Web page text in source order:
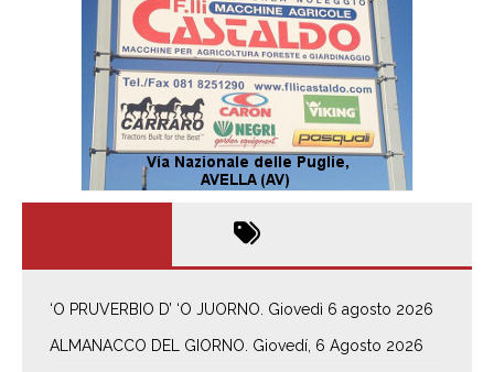
‘O PRUVERBIO D’ ‘O JUORNO. Giovedì 6 agosto 2026
ALMANACCO DEL GIORNO. Giovedí, 6 Agosto 2026